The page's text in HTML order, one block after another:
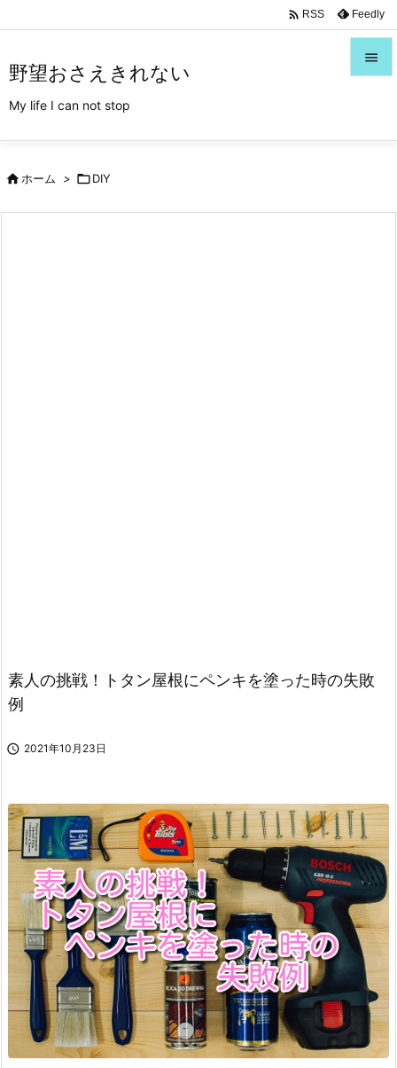
野望おさえきれない
My life I can not stop


 RSS Feedly
ホーム > DIY
素人の挑戦！トタン屋根にペンキを塗った時の失敗
例
 2021年10月23日